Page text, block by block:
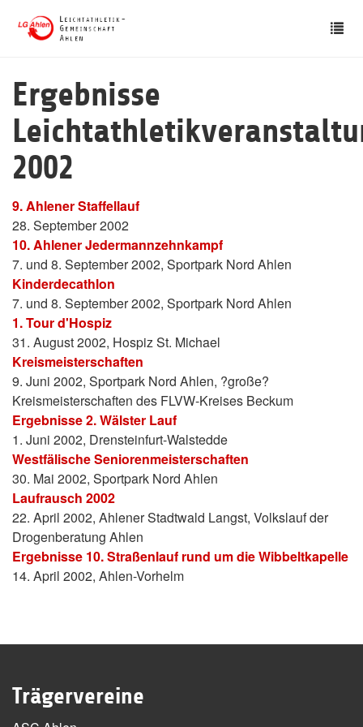
Ergebnisse
2002
9. Ahlener Staffellauf
28. September 2002
10. Ahlener Jedermannzehnkampf
7. und 8. September 2002, Sportpark Nord Ahlen
Kinderdecathlon
7. und 8. September 2002, Sportpark Nord Ahlen
1. Tour d'Hospiz
31. August 2002, Hospiz St. Michael
Kreismeisterschaften
9. Juni 2002, Sportpark Nord Ahlen, ?große?
Kreismeisterschaften des FLVW-Kreises Beckum
Ergebnisse 2. Wälster Lauf
1. Juni 2002, Drensteinfurt-Walstedde
Westfälische Seniorenmeisterschaften
30. Mai 2002, Sportpark Nord Ahlen
Laufrausch 2002
22. April 2002, Ahlener Stadtwald Langst, Volkslauf der
Drogenberatung Ahlen
Ergebnisse 10. Straßenlauf rund um die Wibbeltkapelle
14. April 2002, Ahlen-Vorhelm
Trägervereine